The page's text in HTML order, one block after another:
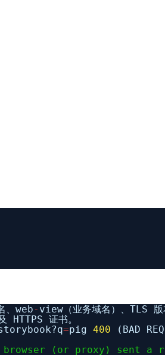
、web- view（业务域名）、TLS 版
HTTPS 证书。
=pig 400
(BAD
browser (or proxy) sent a